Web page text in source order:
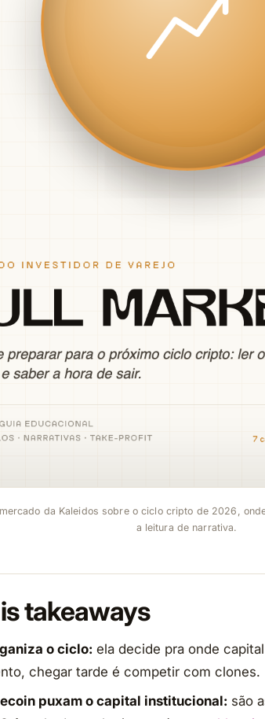
da Kaleidos sobre o ciclo cripto de 2026,
a leitura de narrativa.
takeaways
o ciclo: ela decide pra onde
chegar tarde é competir com clones.
puxam o capital institucional: são